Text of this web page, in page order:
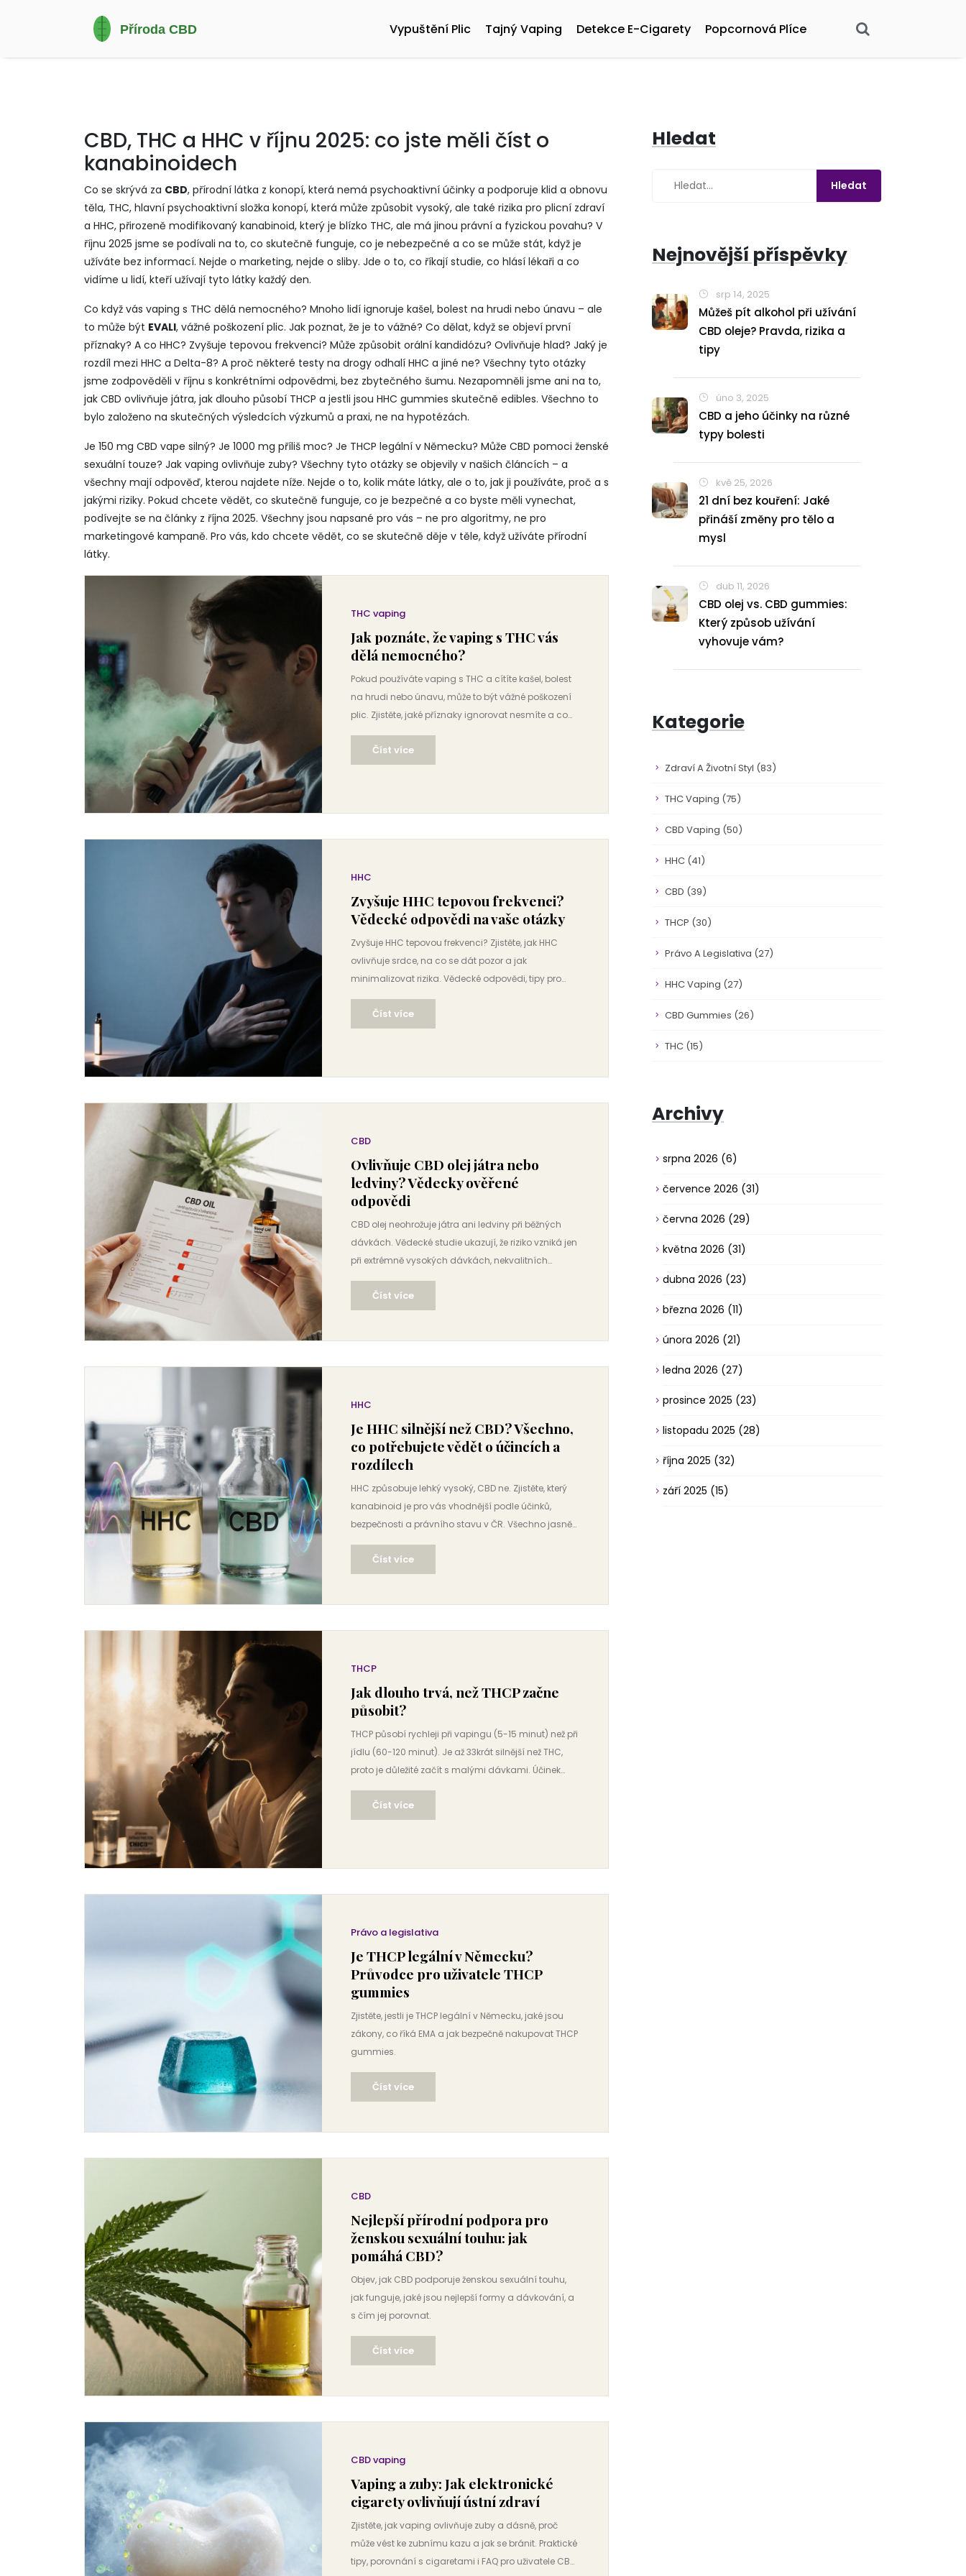
Vypuštění Plic Tajný Vaping Detekce E-Cigarety Popcornová Plíce
CBD, THC a HHC v říjnu 2025: co jste měli číst o
kanabinoidech
Co se skrývá za CBD, přírodní látka z konopí, která nemá psychoaktivní účinky a podporuje klid a obnovu
těla, THC, hlavní psychoaktivní složka konopí, která může způsobit vysoký, ale také rizika pro plicní zdraví
a HHC, přirozeně modifikovaný kanabinoid, který je blízko THC, ale má jinou právní a fyzickou povahu? V
říjnu 2025 jsme se podívali na to, co skutečně funguje, co je nebezpečné a co se může stát, když je
užíváte bez informací. Nejde o marketing, nejde o sliby. Jde o to, co říkají studie, co hlásí lékaři a co
vidíme u lidí, kteří užívají tyto látky každý den.
Co když vás vaping s THC dělá nemocného? Mnoho lidí ignoruje kašel, bolest na hrudi nebo únavu – ale
to může být EVALI, vážné poškození plic. Jak poznat, že je to vážné? Co dělat, když se objeví první
příznaky? A co HHC? Zvyšuje tepovou frekvenci? Může způsobit orální kandidózu? Ovlivňuje hlad? Jaký je
rozdíl mezi HHC a Delta-8? A proč některé testy na drogy odhalí HHC a jiné ne? Všechny tyto otázky
jsme zodpověděli v říjnu s konkrétními odpovědmi, bez zbytečného šumu. Nezapomněli jsme ani na to,
jak CBD ovlivňuje játra, jak dlouho působí THCP a jestli jsou HHC gummies skutečně edibles. Všechno to
bylo založeno na skutečných výsledcích výzkumů a praxi, ne na hypotézách.
Je 150 mg CBD vape silný? Je 1000 mg příliš moc? Je THCP legální v Německu? Může CBD pomoci ženské
sexuální touze? Jak vaping ovlivňuje zuby? Všechny tyto otázky se objevily v našich článcích – a
všechny mají odpověď, kterou najdete níže. Nejde o to, kolik máte látky, ale o to, jak ji používáte, proč a s
jakými riziky. Pokud chcete vědět, co skutečně funguje, co je bezpečné a co byste měli vynechat,
podívejte se na články z října 2025. Všechny jsou napsané pro vás – ne pro algoritmy, ne pro
marketingové kampaně. Pro vás, kdo chcete vědět, co se skutečně děje v těle, když užíváte přírodní
látky.
THC vaping
Jak poznáte, že vaping s THC vás
dělá nemocného?
Pokud používáte vaping s THC a cítíte kašel, bolest
na hrudi nebo únavu, může to být vážné poškození
plic. Zjistěte, jaké příznaky ignorovat nesmíte a co
dělat, když vás vaping dělá nemocného.
Číst více
HHC
Zvyšuje HHC tepovou frekvenci?
Vědecké odpovědi na vaše otázky
Zvyšuje HHC tepovou frekvenci? Zjistěte, jak HHC
ovlivňuje srdce, na co se dát pozor a jak
minimalizovat rizika. Vědecké odpovědi, tipy pro
bezpečné užívání a co říkají lékaři.
Číst více
CBD
Ovlivňuje CBD olej játra nebo
ledviny? Vědecky ověřené
odpovědi
CBD olej neohrožuje játra ani ledviny při běžných
dávkách. Vědecké studie ukazují, že riziko vzniká jen
při extrémně vysokých dávkách, nekvalitních
produktech nebo interakcích s léky. Zjistěte, jak
používat CBD bezpečně.
Číst více
HHC
Je HHC silnější než CBD? Všechno,
co potřebujete vědět o účincích a
rozdílech
HHC způsobuje lehký vysoký, CBD ne. Zjistěte, který
kanabinoid je pro vás vhodnější podle účinků,
bezpečnosti a právního stavu v ČR. Všechno jasně
a bez přehánění.
Číst více
THCP
Jak dlouho trvá, než THCP začne
působit?
THCP působí rychleji při vapingu (5-15 minut) než při
jídlu (60-120 minut). Je až 33krát silnější než THC,
proto je důležité začít s malými dávkami. Účinek
trvá 2-10 hodin podle způsobu užití.
Číst více
Právo a legislativa
Je THCP legální v Německu?
Průvodce pro uživatele THCP
gummies
Zjistěte, jestli je THCP legální v Německu, jaké jsou
zákony, co říká EMA a jak bezpečně nakupovat THCP
gummies.
Číst více
CBD
Nejlepší přírodní podpora pro
ženskou sexuální touhu: jak
pomáhá CBD?
Objev, jak CBD podporuje ženskou sexuální touhu,
jak funguje, jaké jsou nejlepší formy a dávkování, a
s čím jej porovnat.
Číst více
CBD vaping
Vaping a zuby: Jak elektronické
cigarety ovlivňují ústní zdraví
Zjistěte, jak vaping ovlivňuje zuby a dásně, proč
může vést ke zubnímu kazu a jak se bránit. Praktické
tipy, porovnání s cigaretami i FAQ pro uživatele CBD
Hledat
Nejnovější příspěvky
srp 14, 2025
Můžeš pít alkohol při užívání
CBD oleje? Pravda, rizika a
tipy
úno 3, 2025
CBD a jeho účinky na různé
typy bolesti
kvě 25, 2026
21 dní bez kouření: Jaké
přináší změny pro tělo a
mysl
dub 11, 2026
CBD olej vs. CBD gummies:
Který způsob užívání
vyhovuje vám?
Kategorie
Zdraví A Životní Styl (83)
THC Vaping (75)
CBD Vaping (50)
HHC (41)
CBD (39)
THCP (30)
Právo A Legislativa (27)
HHC Vaping (27)
CBD Gummies (26)
THC (15)
Archivy
srpna 2026 (6)
července 2026 (31)
června 2026 (29)
května 2026 (31)
dubna 2026 (23)
března 2026 (11)
února 2026 (21)
ledna 2026 (27)
prosince 2025 (23)
listopadu 2025 (28)
října 2025 (32)
září 2025 (15)